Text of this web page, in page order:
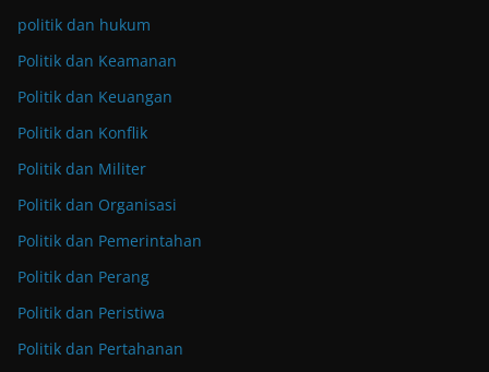
politik dan hukum
Politik dan Keamanan
Politik dan Keuangan
Politik dan Konflik
Politik dan Militer
Politik dan Organisasi
Politik dan Pemerintahan
Politik dan Perang
Politik dan Peristiwa
Politik dan Pertahanan